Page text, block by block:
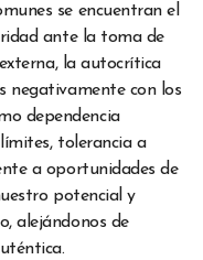
se encuentran el
ante la toma de
la autocrítica
negativamente con los
dependencia
tolerancia a
a oportunidades de
potencial y
alejándonos de